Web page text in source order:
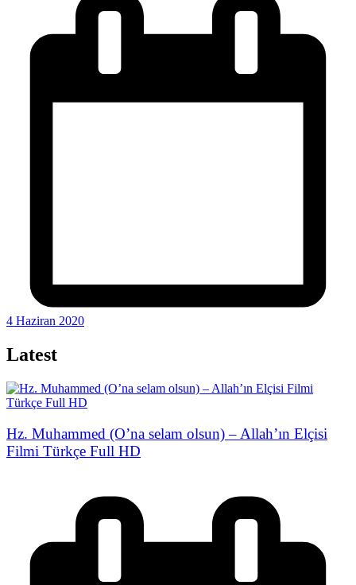
4 Haziran 2020
Latest
Hz. Muhammed (O’na selam olsun) – Allah’ın Elçisi
Filmi Türkçe Full HD